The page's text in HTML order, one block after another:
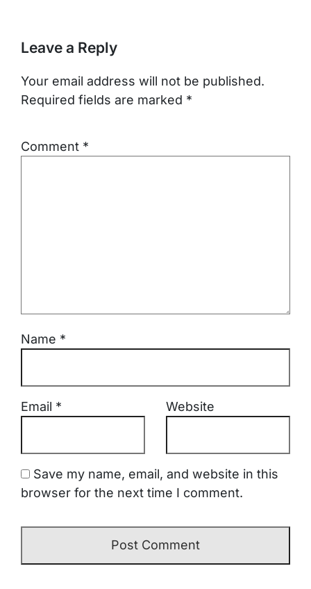
Leave a Reply
Your email address will not be published.
Required fields are marked *
Comment *
Name *
Email * Website
Save my name, email, and website in this
browser for the next time I comment.